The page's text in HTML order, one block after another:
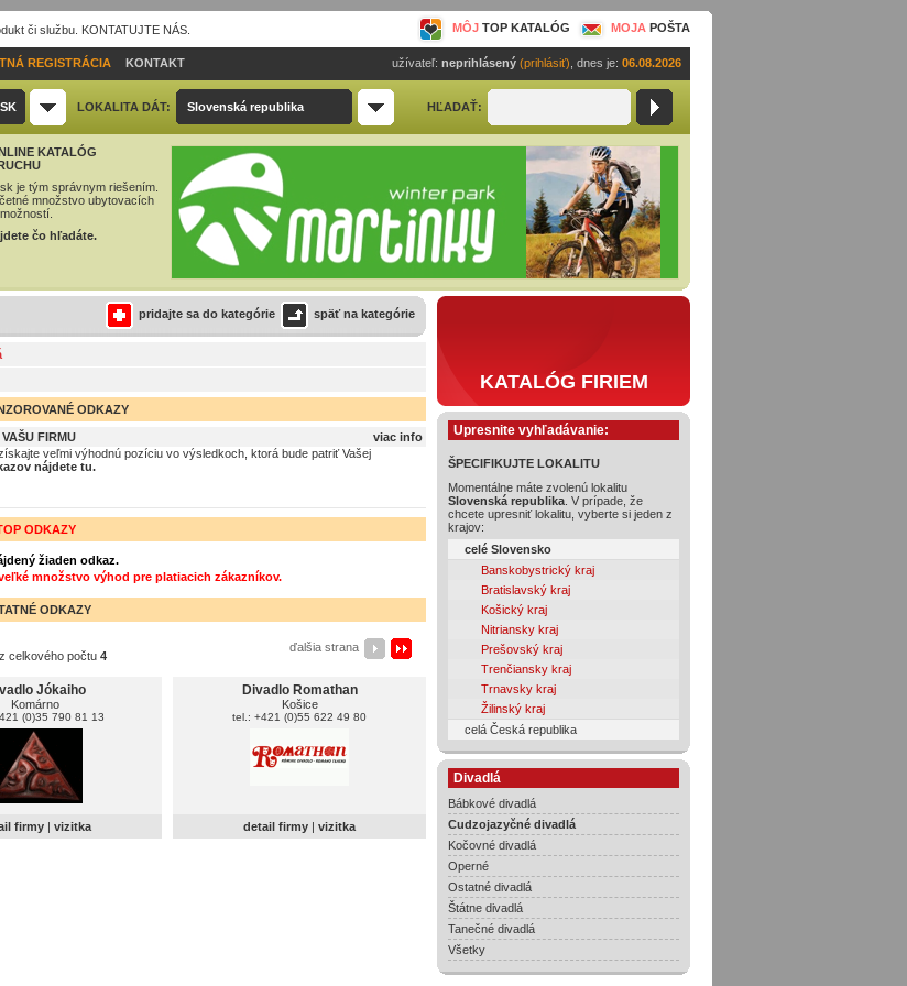
či službu. KONTATUJTE NÁS. MÔJ TOP KATALÓG MOJA POŠTA
REGISTRÁCIA KONTAKT užívateľ: neprihlásený (prihlásiť) , dnes je: 06.08.2026
SK LOKALITA DÁT: Slovenská republika HĽADAŤ:
KATALÓG
je tým správnym riešením.
množstvo ubytovacích
čo hľadáte.
pridajte sa do kategórie späť na kategórie
ODKAZY
FIRMU
viac info
veľmi výhodnú pozíciu vo výsledkoch, ktorá bude patriť Vašej
nájdete tu.
ODKAZY
žiaden odkaz.
množstvo výhod pre platiacich zákazníkov.
ODKAZY
z celkového počtu 4
ďalšia strana
Jókaiho
Komárno
(0)35 790 81 13
firmy | vizitka
Divadlo Romathan
Košice
tel.: +421 (0)55 622 49 80
detail firmy | vizitka
KATALÓG FIRIEM
Upresnite vyhľadávanie:
ŠPECIFIKUJTE LOKALITU
Momentálne máte zvolenú lokalitu
Slovenská republika . V prípade, že
chcete upresniť lokalitu, vyberte si jeden z
krajov:
celé Slovensko
Banskobystrický kraj
Bratislavský kraj
Košický kraj
Nitriansky kraj
Prešovský kraj
Trenčiansky kraj
Trnavsky kraj
Žilinský kraj
celá Česká republika
Divadlá
Bábkové divadlá
Cudzojazyčné divadlá
Kočovné divadlá
Operné
Ostatné divadlá
Štátne divadlá
Tanečné divadlá
Všetky